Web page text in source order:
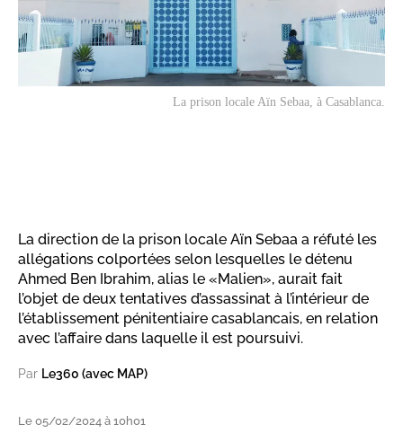
La prison locale Aïn Sebaa, à Casablanca.
La direction de la prison locale Aïn Sebaa a réfuté les
allégations colportées selon lesquelles le détenu
Ahmed Ben Ibrahim, alias le «Malien», aurait fait
l’objet de deux tentatives d’assassinat à l’intérieur de
l’établissement pénitentiaire casablancais, en relation
avec l’affaire dans laquelle il est poursuivi.
Par Le360 (avec MAP)
Le 05/02/2024 à 10h01